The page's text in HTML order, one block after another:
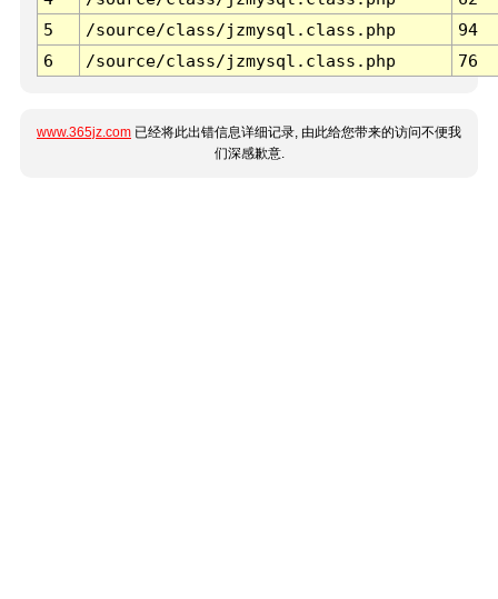
5
/source/class/jzmysql.class.php
94
6
/source/class/jzmysql.class.php 76
www.365jz.com 已经将此出错信息详细记录, 由此给您带来的访问不便我
们深感歉意.